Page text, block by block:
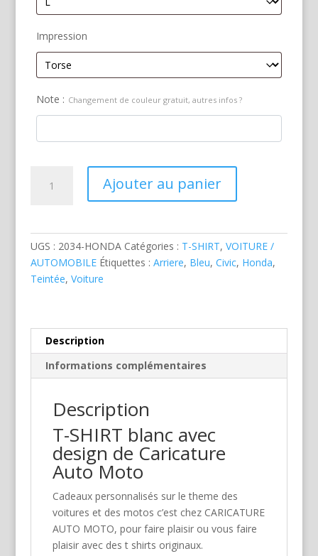
Impression
Note : Changement de couleur gratuit, autres infos ?
Ajouter au panier
UGS : 2034-HONDA Catégories : T-SHIRT, VOITURE /
AUTOMOBILE Étiquettes : Arriere, Bleu, Civic, Honda,
Teintée, Voiture
Description
Informations complémentaires
Description
T-SHIRT blanc avec
design de Caricature
Auto Moto
Cadeaux personnalisés sur le theme des
voitures et des motos c’est chez CARICATURE
AUTO MOTO, pour faire plaisir ou vous faire
plaisir avec des t shirts originaux.